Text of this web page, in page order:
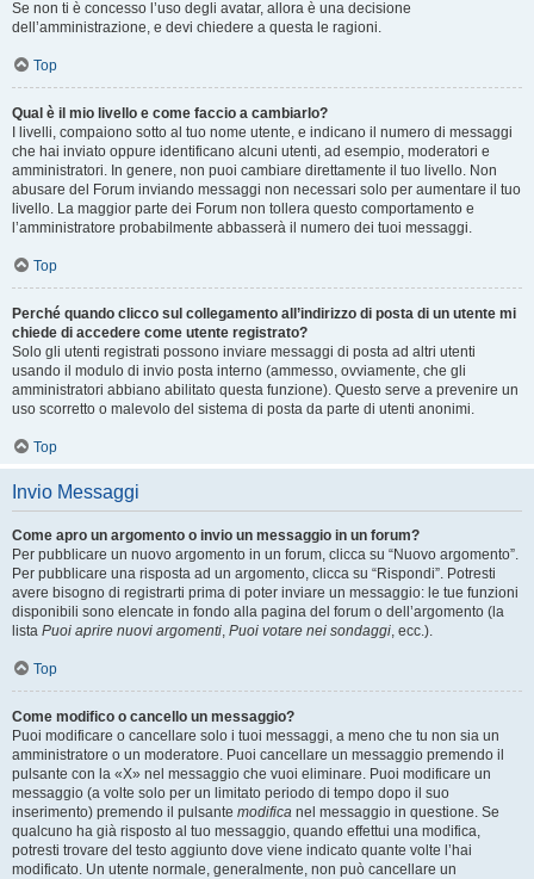
Se non ti è concesso l’uso degli avatar, allora è una decisione
dell’amministrazione, e devi chiedere a questa le ragioni.
Top
Qual è il mio livello e come faccio a cambiarlo?
I livelli, compaiono sotto al tuo nome utente, e indicano il numero di messaggi
che hai inviato oppure identificano alcuni utenti, ad esempio, moderatori e
amministratori. In genere, non puoi cambiare direttamente il tuo livello. Non
abusare del Forum inviando messaggi non necessari solo per aumentare il tuo
livello. La maggior parte dei Forum non tollera questo comportamento e
l’amministratore probabilmente abbasserà il numero dei tuoi messaggi.
Top
Perché quando clicco sul collegamento all’indirizzo di posta di un utente mi
chiede di accedere come utente registrato?
Solo gli utenti registrati possono inviare messaggi di posta ad altri utenti
usando il modulo di invio posta interno (ammesso, ovviamente, che gli
amministratori abbiano abilitato questa funzione). Questo serve a prevenire un
uso scorretto o malevolo del sistema di posta da parte di utenti anonimi.
Top
Invio Messaggi
Come apro un argomento o invio un messaggio in un forum?
Per pubblicare un nuovo argomento in un forum, clicca su “Nuovo argomento”.
Per pubblicare una risposta ad un argomento, clicca su “Rispondi”. Potresti
avere bisogno di registrarti prima di poter inviare un messaggio: le tue funzioni
disponibili sono elencate in fondo alla pagina del forum o dell’argomento (la
lista Puoi aprire nuovi argomenti, Puoi votare nei sondaggi, ecc.).
Top
Come modifico o cancello un messaggio?
Puoi modificare o cancellare solo i tuoi messaggi, a meno che tu non sia un
amministratore o un moderatore. Puoi cancellare un messaggio premendo il
pulsante con la «X» nel messaggio che vuoi eliminare. Puoi modificare un
messaggio (a volte solo per un limitato periodo di tempo dopo il suo
inserimento) premendo il pulsante modifica nel messaggio in questione. Se
qualcuno ha già risposto al tuo messaggio, quando effettui una modifica,
potresti trovare del testo aggiunto dove viene indicato quante volte l’hai
modificato. Un utente normale, generalmente, non può cancellare un